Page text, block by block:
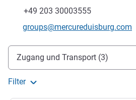
Fax
+49 203 30003555
Kontakt-E-Mail
groups@mercureduisburg.com
Erreichbarkeit und Anbindung
Zugang und Transport (3)
Filter